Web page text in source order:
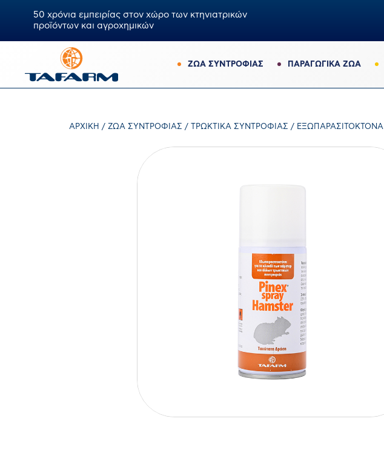
50 χρόνια εμπειρίας στον χώρο των κτηνιατρικών
προϊόντων και αγροχημικών
ΖΩΑ ΣΥΝΤΡΟΦΙΑΣ ΠΑΡΑΓΩΓΙΚΆ ΖΏΑ
ΑΡΧΙΚΉ / ΖΏΑ ΣΥΝΤΡΟΦΙΆΣ / ΤΡΩΚΤΙΚΆ ΣΥΝΤΡΟΦΙΆΣ / ΕΞΩΠΑΡΑΣΙΤΟΚΤΌΝΑ